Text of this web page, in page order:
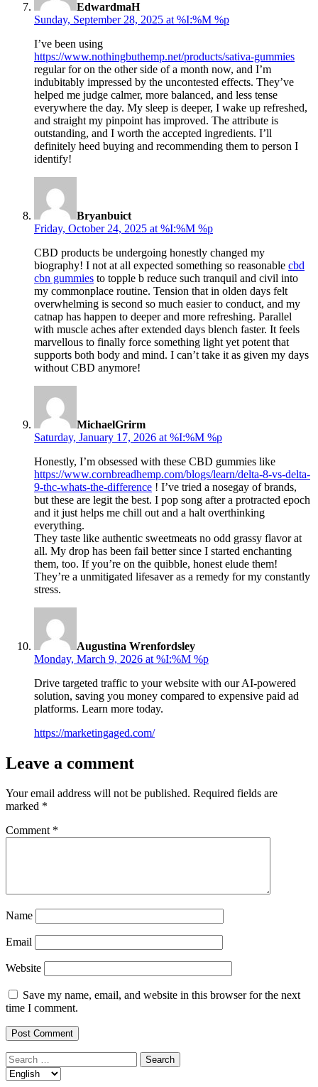
EdwardmaH
Sunday, September 28, 2025 at %I:%M %p
I’ve been using
https://www.nothingbuthemp.net/products/sativa-gummies
regular for on the other side of a month now, and I’m
indubitably impressed by the uncontested effects. They’ve
helped me judge calmer, more balanced, and less tense
everywhere the day. My sleep is deeper, I wake up refreshed,
and straight my pinpoint has improved. The attribute is
outstanding, and I worth the accepted ingredients. I’ll
definitely heed buying and recommending them to person I
identify!
Bryanbuict
Friday, October 24, 2025 at %I:%M %p
CBD products be undergoing honestly changed my
biography! I not at all expected something so reasonable cbd
cbn gummies to topple b reduce such tranquil and civil into
my commonplace routine. Tension that in olden days felt
overwhelming is second so much easier to conduct, and my
catnap has happen to deeper and more refreshing. Parallel
with muscle aches after extended days blench faster. It feels
marvellous to finally force something light yet potent that
supports both body and mind. I can’t take it as given my days
without CBD anymore!
MichaelGrirm
Saturday, January 17, 2026 at %I:%M %p
Honestly, I’m obsessed with these CBD gummies like
https://www.cornbreadhemp.com/blogs/learn/delta-8-vs-delta-
9-thc-whats-the-difference ! I’ve tried a nosegay of brands,
but these are legit the best. I pop song after a protracted epoch
and it just helps me chill out and a halt overthinking
everything.
They taste like authentic sweetmeats no odd grassy flavor at
all. My drop has been fail better since I started enchanting
them, too. If you’re on the quibble, honest elude them!
They’re a unmitigated lifesaver as a remedy for my constantly
stress.
Augustina Wrenfordsley
Monday, March 9, 2026 at %I:%M %p
Drive targeted traffic to your website with our AI-powered
solution, saving you money compared to expensive paid ad
platforms. Learn more today.
https://marketingaged.com/
Leave a comment
Your email address will not be published. Required fields are
marked *
Comment *
Name
Email
Website
Save my name, email, and website in this browser for the next
time I comment.
Search
for: